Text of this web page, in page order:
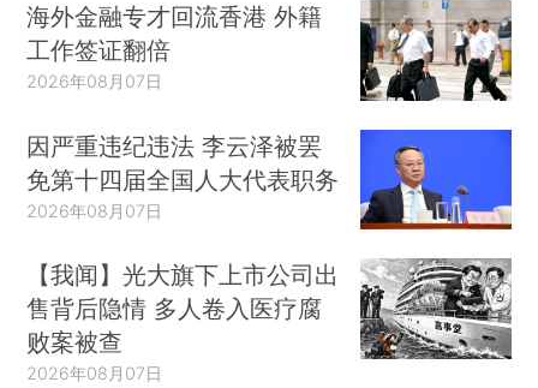
海外金融专才回流香港 外籍
工作签证翻倍
2026年08月07日
因严重违纪违法 李云泽被罢
免第十四届全国人大代表职务
2026年08月07日
【我闻】光大旗下上市公司出
售背后隐情 多人卷入医疗腐
败案被查
2026年08月07日